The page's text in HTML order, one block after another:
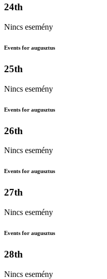
24th
Nincs esemény
Events for augusztus
25th
Nincs esemény
Events for augusztus
26th
Nincs esemény
Events for augusztus
27th
Nincs esemény
Events for augusztus
28th
Nincs esemény